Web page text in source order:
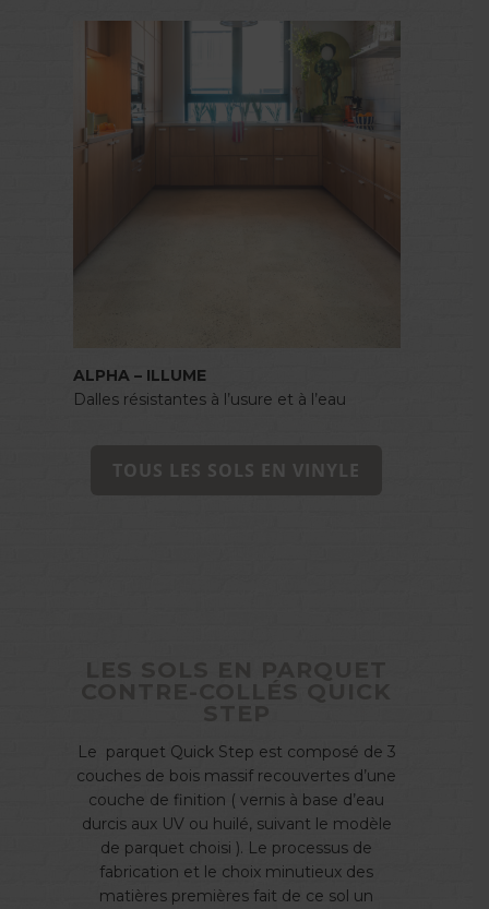
ALPHA – ILLUME
Dalles résistantes à l’usure et à l’eau
TOUS LES SOLS EN VINYLE
Le parquet Quick Step est composé de 3
couches de bois massif recouvertes d’une
couche de finition ( vernis à base d’eau
durcis aux UV ou huilé, suivant le modèle
de parquet choisi ). Le processus de
fabrication et le choix minutieux des
matières premières fait de ce sol un